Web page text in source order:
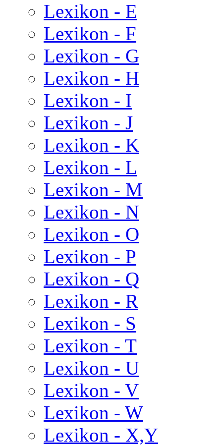
Lexikon - E
Lexikon - F
Lexikon - G
Lexikon - H
Lexikon - I
Lexikon - J
Lexikon - K
Lexikon - L
Lexikon - M
Lexikon - N
Lexikon - O
Lexikon - P
Lexikon - Q
Lexikon - R
Lexikon - S
Lexikon - T
Lexikon - U
Lexikon - V
Lexikon - W
Lexikon - X,Y